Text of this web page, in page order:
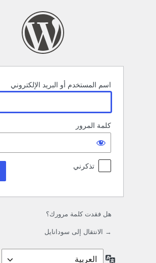
اسم المستخدم أو البريد الإلكتروني
كلمة المرور
تذكرني
هل فقدت كلمة مرورك؟
→ الانتقال إلى سودانايل
اللغة